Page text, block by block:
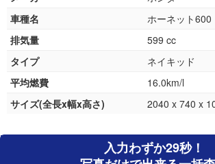
車種名
ホーネット600
排気量
599 cc
タイプ
ネイキッド
平均燃費
16.0km/l
サイズ(全長x幅x高さ)
2040 x 740 x
入力わずか29秒！